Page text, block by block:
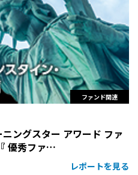
ファンド関連
ニングスター アワード ファ
優秀ファ…
レポートを見る